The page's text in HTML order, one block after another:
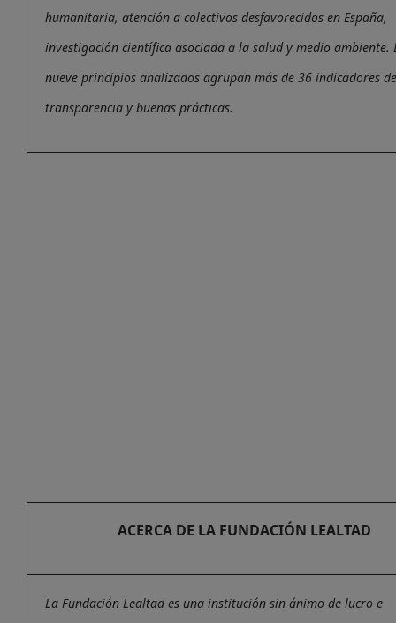
humanitaria, atención a colectivos desfavorecidos en España,
investigación científica asociada a la salud y medio ambiente.
nueve principios analizados agrupan más de 36 indicadores de
transparencia y buenas prácticas.
ACERCA DE LA FUNDACIÓN LEALTAD
La Fundación Lealtad es una institución sin ánimo de lucro e